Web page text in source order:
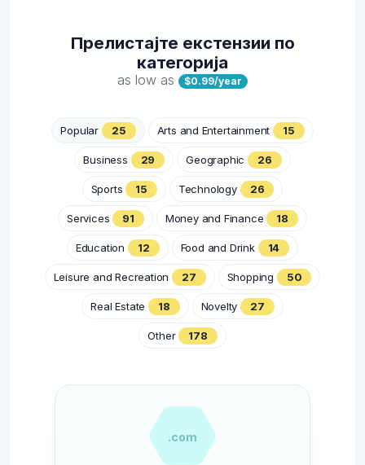
Прелистајте екстензии по
категорија
as low as $0.99/year
Popular 25 Arts and Entertainment 15
Business 29 Geographic 26
Sports 15 Technology 26
Services 91 Money and Finance 18
Education 12 Food and Drink 14
Leisure and Recreation 27 Shopping 50
Real Estate 18 Novelty 27
Other 178
.com